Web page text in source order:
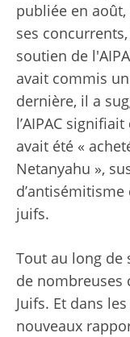
publiée en
ses
soutien de
avait commis
dernière, il a
l’AIPAC
avait été «
Netanyahu »,
juifs.
Tout au long de
de nombreuses
Juifs. Et dans
nouveaux